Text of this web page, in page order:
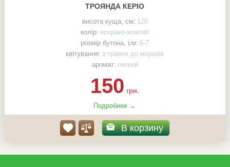
ТРОЯНДА КЕРІО
висота куща, см: 120
колір: яскраво-жовтий
розмір бутона, см: 6-7
квітування: з травня до морозів
аромат: легкий
150 грн.
Подробнее →
В корзину